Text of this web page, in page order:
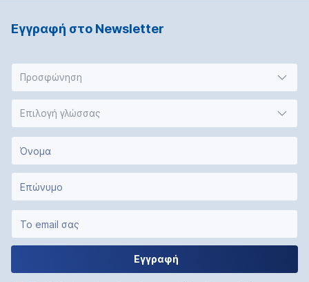
Εγγραφή στο Νewsletter
Προσφώνηση
Επιλογή γλώσσας
Εγγραφή